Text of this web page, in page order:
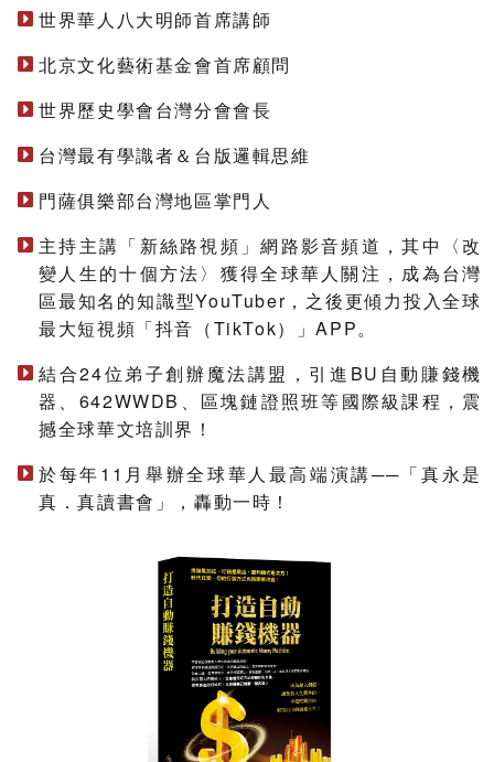
世界華人八大明師首席講師
北京文化藝術基金會首席顧問
世界歷史學會台灣分會會長
台灣最有學識者＆台版邏輯思維
門薩俱樂部台灣地區掌門人
主持主講「新絲路視頻」網路影音頻道，其中〈改
變人生的十個方法〉獲得全球華人關注，成為台灣
區最知名的知識型YouTuber，之後更傾力投入全球
最大短視頻「抖音（TikTok）」APP。
結合24位弟子創辦魔法講盟，引進BU自動賺錢機
器、642WWDB、區塊鏈證照班等國際級課程，震
撼全球華文培訓界！
於每年11月舉辦全球華人最高端演講──「真永是
真．真讀書會」，轟動一時！